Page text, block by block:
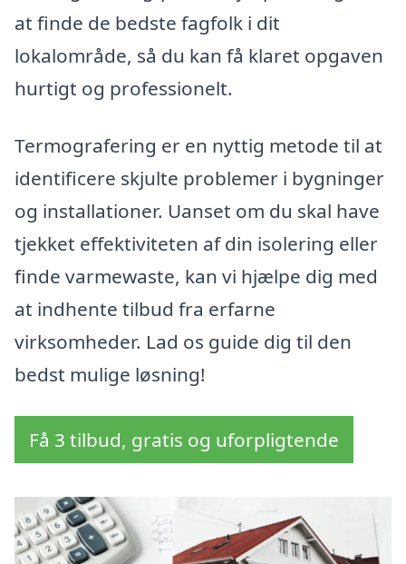
at finde de bedste fagfolk i dit
lokalområde, så du kan få klaret opgaven
hurtigt og professionelt.
Termografering er en nyttig metode til at
identificere skjulte problemer i bygninger
og installationer. Uanset om du skal have
tjekket effektiviteten af din isolering eller
finde varmewaste, kan vi hjælpe dig med
at indhente tilbud fra erfarne
virksomheder. Lad os guide dig til den
bedst mulige løsning!
Få 3 tilbud, gratis og uforpligtende